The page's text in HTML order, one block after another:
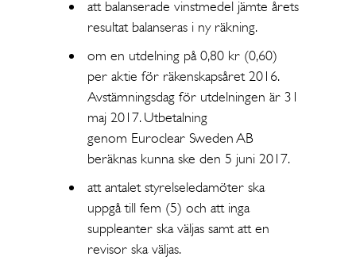
att balanserade vinstmedel jämte årets
resultat balanseras i ny räkning.
om en utdelning på 0,80 kr (0,60)
per aktie för räkenskapsåret 2016.
Avstämningsdag för utdelningen är 31
maj 2017. Utbetalning
genom Euroclear Sweden AB
beräknas kunna ske den 5 juni 2017.
att antalet styrelseledamöter ska
uppgå till fem (5) och att inga
suppleanter ska väljas samt att en
revisor ska väljas.